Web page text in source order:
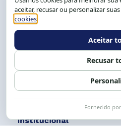
Salvador-BA,
Tel.: (71) 2104-5457, Cel.:
Expediente: 8h às
Siga nossas redes
Institucional